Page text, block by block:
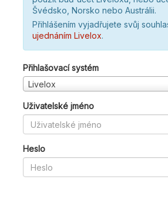
Švédsko, Norsko nebo Austrálii.
Přihlášením vyjadřujete svůj
ujednáním Livelox.
Přihlašovací systém
Livelox
Uživatelské jméno
Heslo